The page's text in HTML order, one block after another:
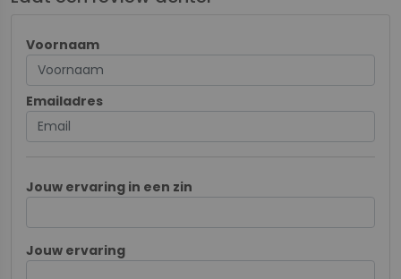
Voornaam
Emailadres
Jouw ervaring in een zin
Jouw ervaring